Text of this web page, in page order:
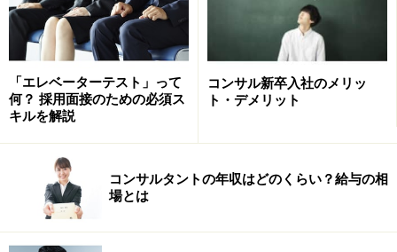
「エレベーターテスト」って
何？ 採用面接のための必須ス
キルを解説
コンサル新卒入社のメリッ
ト・デメリット
コンサルタントの年収はどのくらい？給与の相
場とは